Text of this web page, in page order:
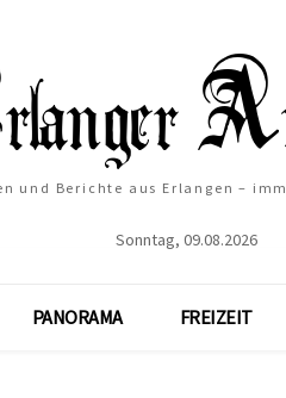
und Berichte aus Erlangen –
Sonntag, 09.08.2026
PANORAMA FREIZEIT